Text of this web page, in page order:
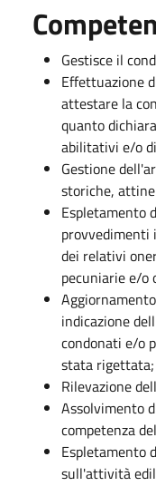
Gestisce il
Effettuazione
attestare la
quanto
abilitativi e/o di
Gestione
storiche,
Espletamento
provvedimenti
dei relativi
pecuniarie e/o
indicazione
condonati e/o
stata rigettata;
Rilevazione
Assolvimento
competenza
Espletamento
sull'attività